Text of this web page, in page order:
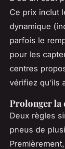
Ce prix inclut
dynamique
parfois le
pour les
centres
vérifiez qu’ils
Prolonger la
Deux règles
pneus de